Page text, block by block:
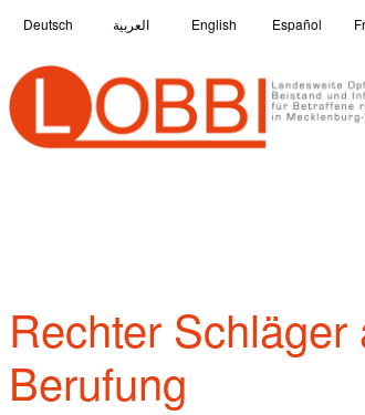
Deutsch العربية English Español
Rechter
Berufung